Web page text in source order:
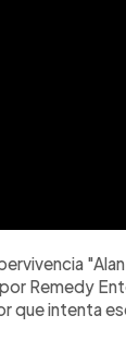
Remedy
que intenta